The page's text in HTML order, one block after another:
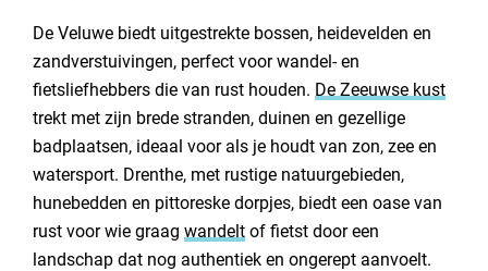
De Veluwe biedt uitgestrekte bossen, heidevelden en
zandverstuivingen, perfect voor wandel- en
fietsliefhebbers die van rust houden. De Zeeuwse kust
trekt met zijn brede stranden, duinen en gezellige
badplaatsen, ideaal voor als je houdt van zon, zee en
watersport. Drenthe, met rustige natuurgebieden,
hunebedden en pittoreske dorpjes, biedt een oase van
rust voor wie graag wandelt of fietst door een
landschap dat nog authentiek en ongerept aanvoelt.